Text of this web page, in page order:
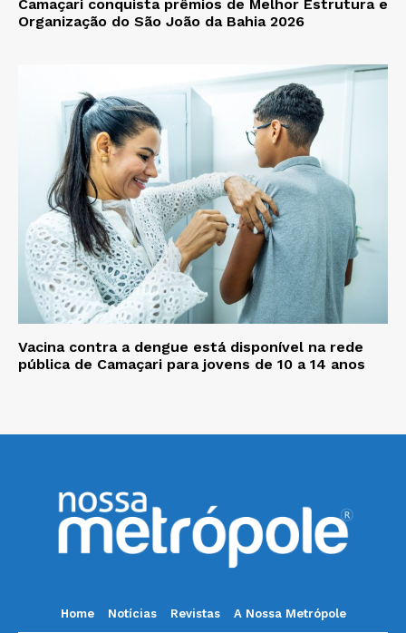
Camaçari conquista prêmios de Melhor Estrutura e
Organização do São João da Bahia 2026
Vacina contra a dengue está disponível na rede
pública de Camaçari para jovens de 10 a 14 anos
Home Notícias Revistas A Nossa Metrópole